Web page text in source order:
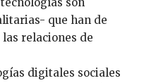
que han de
relaciones de
digitales sociales